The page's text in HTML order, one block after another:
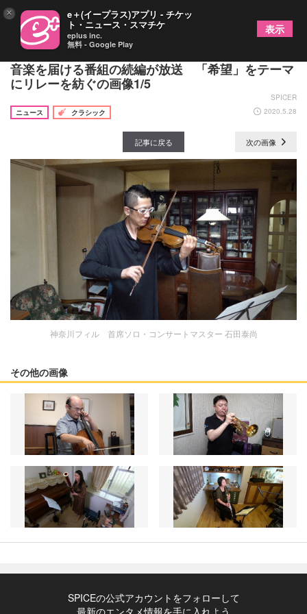
オーケストラのトッププレイヤーたちが、自宅から
音楽を届ける番組の続編が放送 「希望」をテーマ
にリレーを紡ぐの画像1/5
SPICER
ニュース
クラシック 2020.5.28
記事に戻る 次の画像
神奈川フィル 首席ソロ・コンサートマスター 石田泰尚
その他の画像
SPICEの公式アカウントをフォローして
× e＋(イープラス)アプリ - チケッ
ト・ニュース・スマチケ
eplus inc.
無料 - Google Play
表示